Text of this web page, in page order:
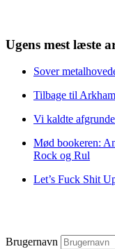
Ugens mest læste
Sover
Tilbage til Arkham
Vi kaldte
Mød bookeren:
Rock og Rul
Let’s Fuck Shit
Brugernavn